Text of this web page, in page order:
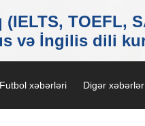
Futbol xəbərləri Digər xəbərlər